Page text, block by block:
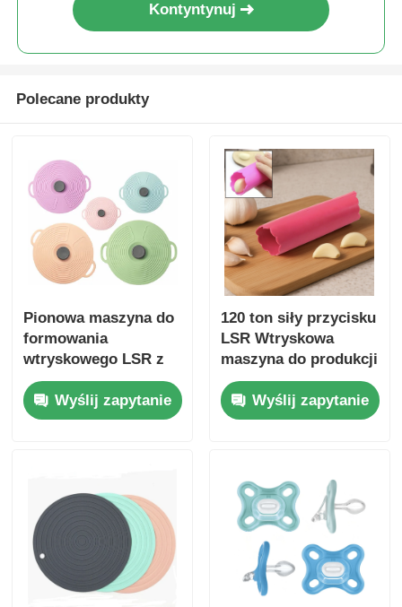
Kontyntynuj
Polecane produkty
Pionowa maszyna do
formowania
wtryskowego LSR z
serwomotorem siły
przycisku 160 ton i
wysoką precyzją
Wyślij zapytanie
120 ton siły przycisku
LSR Wtryskowa
maszyna do produkcji
automatycznej
szlifierki czosnku dla
żywności
Wyślij zapytanie